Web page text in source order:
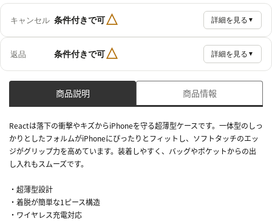
キャンセル 条件付きで可△ 詳細を見る ▼
返品 条件付きで可△ 詳細を見る ▼
商品説明 商品情報
Reactは落下の衝撃やキズからiPhoneを守る超薄型ケースです。一体型のしっ
かりとしたフォルムがiPhoneにぴったりとフィットし、ソフトタッチのエッ
ジがグリップ力を高めています。装着しやすく、バッグやポケットからの出
し入れもスムーズです。
・超薄型設計
・着脱が簡単な1ピース構造
・ワイヤレス充電対応